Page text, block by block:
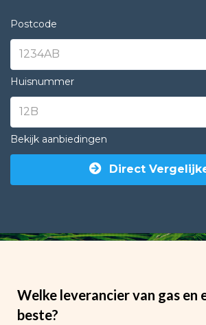
Postcode
Huisnummer
Bekijk aanbiedingen
Direct
Welke leverancier van gas en
beste?